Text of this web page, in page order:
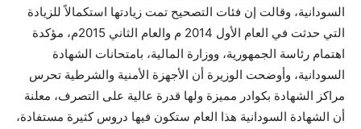
السودانية، وقالت إن فئات التصحيح تمت زيادتها استكمالاً للزيادة
التي حدثت في العام الأول 2014 م والعام الثاني 2015م، مؤكدة
اهتمام رئاسة الجمهورية، ووزارة المالية، بامتحانات الشهادة
السودانية، وأوضحت الوزيرة أن الأجهزة الأمنية والشرطية تحرس
مراكز الشهادة بكوادر مميزة ولها قدرة عالية على التصرف، معلنة
أن الشهادة السودانية هذا العام ستكون فيها دروس كثيرة مستفادة،